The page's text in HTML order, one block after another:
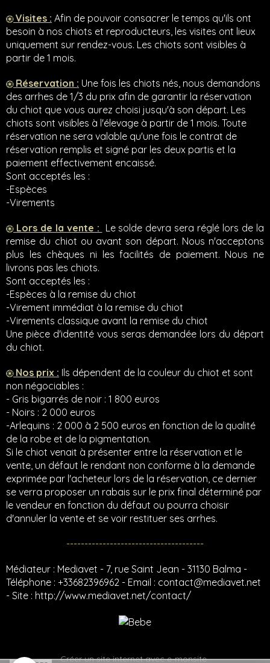
Visites : Afin de pouvoir consacrer le temps qu'ils ont
besoin à nos chiots et reproducteurs, les visites ont lieux
uniquement sur rendez-vous. Les chiots sont visibles à
partir de 1 mois.
Réservation : Une fois les chiots nés, nous demandons
des arrhes de 1/3 du prix afin de garantir la réservation
du chiot que vous aurez choisi jusqu'à son départ. Les
chiots sont visibles à l'élevage à partir de 1 mois. Toute
réservation ne sera valable qu'une fois le contrat de
réservation remplis et signé par les deux partis et la
paiement effectivement encaissé.
Sont acceptés les :
-Espèces
-Virements
Lors de la vente : Le solde devra sera réglé lors de la
remise du chiot ou avant son départ. Nous n'acceptons
plus les chèques ni les facilités de paiement. Nous ne
livrons pas les chiots.
Sont acceptés les :
-Espèces à la remise du chiot
-Virement immédiat à la remise du chiot
-Virements classique avant la remise du chiot
Une pièce d'identité vous seras demandée lors du départ
du chiot.
Nos prix : Ils dépendent de la couleur du chiot et sont
non négociables :
- Gris bigarrés de noir : 1 800 euros
- Noirs : 2 000 euros
-Arlequins : 2 000 à 2 500 euros en fonction de la qualité
de la robe et de la pigmentation.
Si le chiot venait à présenter entre la réservation et le
vente, un défaut le rendant non conforme à la demande
exprimée par l'acheteur lors de la réservation, ce dernier
se verra proposer un rabais sur le prix final déterminé par
le vendeur en fonction du défaut ou pourra choisir
d'annuler la vente et se voir restituer ses arrhes.
--------------------------------------
Médiateur : Mediavet - 7, rue Saint Jean - 31130 Balma -
Téléphone : +33682396962 - Email : contact@mediavet.net
- Site : http://www.mediavet.net/contact/
Créer un site internet avec e-monsite